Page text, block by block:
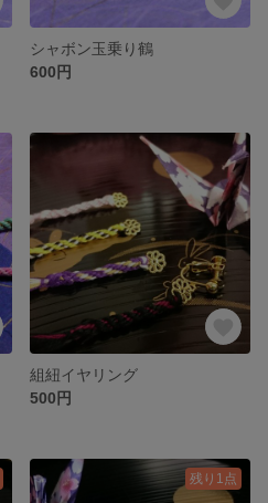
シャボン玉乗り鶴
600円
組紐イヤリング
500円
残り1点